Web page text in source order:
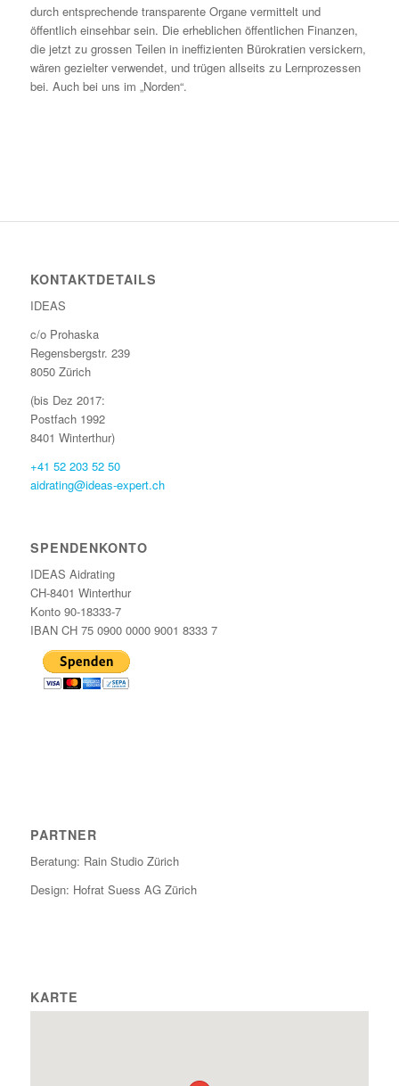
durch entsprechende transparente Organe vermittelt und
öffentlich einsehbar sein. Die erheblichen öffentlichen Finanzen,
die jetzt zu grossen Teilen in ineffizienten Bürokratien versickern,
wären gezielter verwendet, und trügen allseits zu Lernprozessen
bei. Auch bei uns im „Norden“.
KONTAKTDETAILS
IDEAS
c/o Prohaska
Regensbergstr. 239
8050 Zürich
(bis Dez 2017:
Postfach 1992
8401 Winterthur)
+41 52 203 52 50
aidrating@ideas-expert.ch
SPENDENKONTO
IDEAS Aidrating
CH-8401 Winterthur
Konto 90-18333-7
IBAN CH 75 0900 0000 9001 8333 7
PARTNER
Beratung: Rain Studio Zürich
Design: Hofrat Suess AG Zürich
KARTE